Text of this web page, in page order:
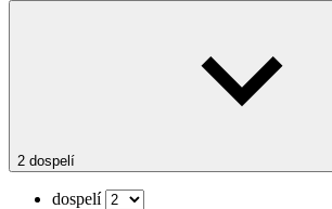
2 dospelí
dospelí